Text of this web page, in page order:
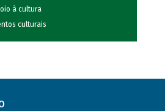
à cultura
culturais